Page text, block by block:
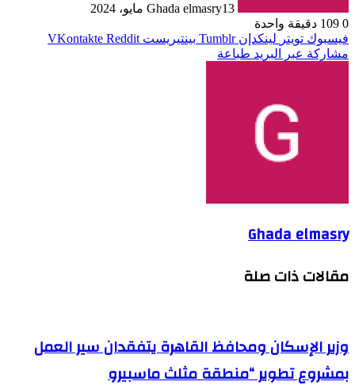
Ghada elmasry13 مايو، 2024
0
دقيقة واحدة
فيسبوك تويتر لينكدإن بينتيريست
مشاركة عبر البريد طباعة
Ghada elmasry
مقالات ذات صلة
وزير الإسكان ومحافظ القاهرة يتفقدان سير العمل
بمشروع تطوير “منطقة مثلث ماسبيرو